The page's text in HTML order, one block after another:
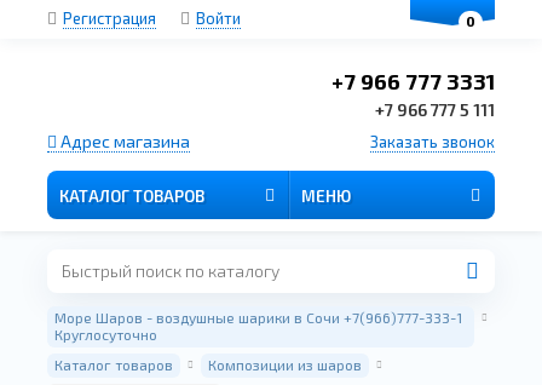
+7 966 777 3331
+7 966 777 5 111
Заказать звонок
Адрес магазина
Регистрация Войти
КАТАЛОГ ТОВАРОВ МЕНЮ
Море Шаров - воздушные шарики в Сочи +7(966)777-333-1
Круглосуточно
Каталог товаров
Композиции из шаров
0